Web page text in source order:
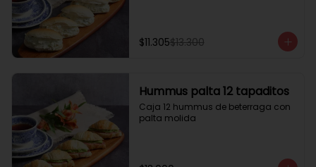
$11.305$13.300
Hummus palta 12 tapaditos
Caja 12 hummus de beterraga con
palta molida